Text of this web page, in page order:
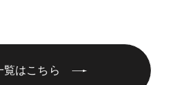
覧はこちら